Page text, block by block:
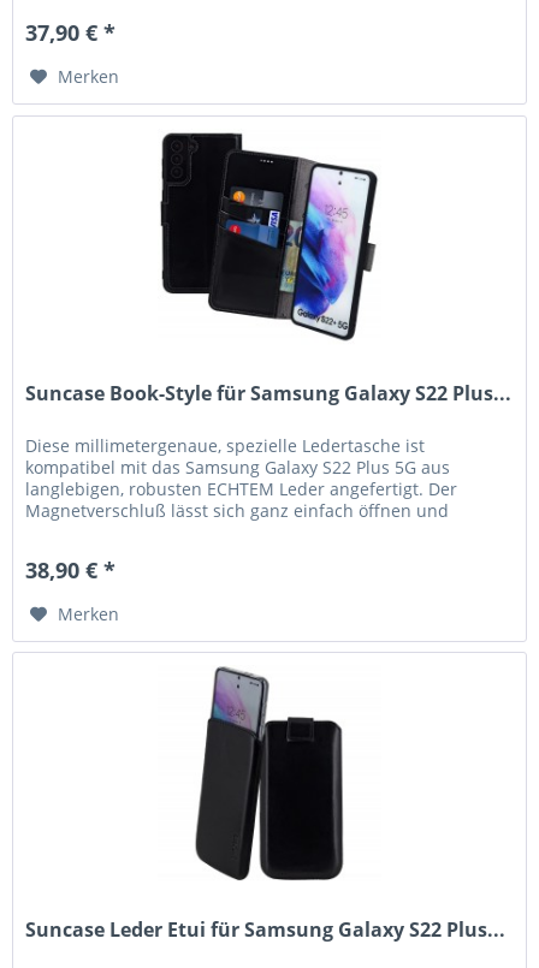
37,90 € *
Merken
Suncase Book-Style für Samsung Galaxy S22 Plus...
Diese millimetergenaue, spezielle Ledertasche ist
kompatibel mit das Samsung Galaxy S22 Plus 5G aus
langlebigen, robusten ECHTEM Leder angefertigt. Der
Magnetverschluß lässt sich ganz einfach öffnen und
38,90 € *
Merken
Suncase Leder Etui für Samsung Galaxy S22 Plus...